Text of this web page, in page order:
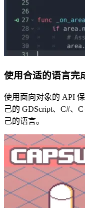
使用合适的语言完
使用面向对象的 API
己的 GDScript、C#、
己的语言。